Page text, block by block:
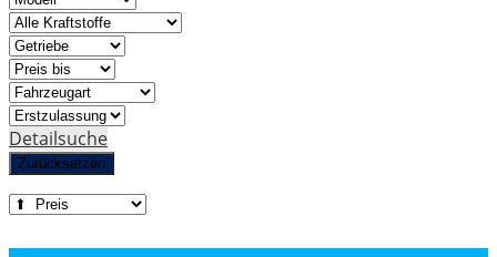
Detailsuche
Zurücksetzen